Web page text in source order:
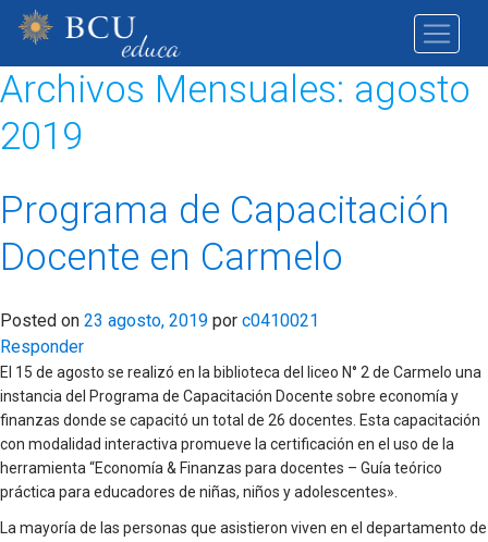
Archivos Mensuales: agosto
2019
Programa de Capacitación
Docente en Carmelo
Posted on 23 agosto, 2019 por c0410021
Responder
El 15 de agosto se realizó en la biblioteca del liceo N° 2 de Carmelo una
instancia del Programa de Capacitación Docente sobre economía y
finanzas donde se capacitó un total de 26 docentes. Esta capacitación
con modalidad interactiva promueve la certificación en el uso de la
herramienta “Economía & Finanzas para docentes – Guía teórico
práctica para educadores de niñas, niños y adolescentes».
La mayoría de las personas que asistieron viven en el departamento de